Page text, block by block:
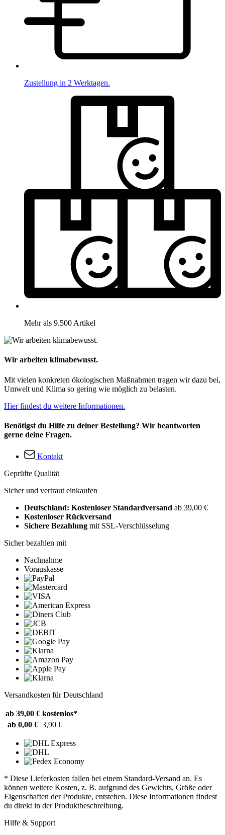
Zustellung in 2 Werktagen.
Mehr als 9.500 Artikel
Wir arbeiten klimabewusst.
Mit vielen konkreten ökologischen Maßnahmen tragen wir dazu bei,
Umwelt und Klima so gering wie möglich zu belasten.
Hier findest du weitere Informationen.
Benötigst du Hilfe zu deiner Bestellung? Wir beantworten
gerne deine Fragen.
Kontakt
Geprüfte Qualität
Sicher und vertraut einkaufen
Deutschland: Kostenloser Standardversand ab 39,00 €
Kostenloser Rückversand
Sichere Bezahlung mit SSL-Verschlüsselung
Sicher bezahlen mit
Nachnahme
Vorauskasse
Versandkosten für Deutschland
ab 39,00 € kostenlos*
ab 0,00 € 3,90 €
* Diese Lieferkosten fallen bei einem Standard-Versand an. Es
können weitere Kosten, z. B. aufgrund des Gewichts, Größe oder
Eigenschaften der Produkte, entstehen. Diese Informationen findest
du direkt in der Produktbeschreibung.
Hilfe & Support